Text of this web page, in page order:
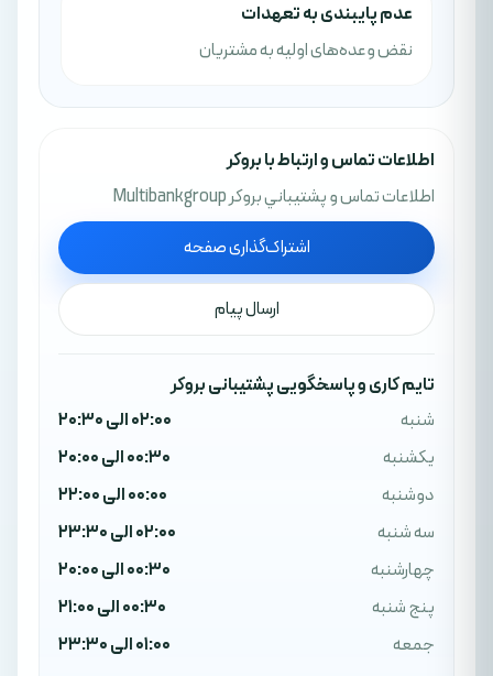
عدم پایبندی به تعهدات
نقض وعده‌های اولیه به مشتریان
اطلاعات تماس و ارتباط با بروکر
اطلاعات تماس و پشتيباني بروکر Multibankgroup
اشتراک‌گذاری صفحه
ارسال پیام
تایم کاری و پاسخگویی پشتیبانی بروکر
شنبه
02:00 الی 20:30
یکشنبه
00:30 الی 20:00
دوشنبه
00:00 الی 22:00
سه شنبه
02:00 الی 23:30
چهارشنبه
00:30 الی 20:00
پنج شنبه
00:30 الی 21:00
جمعه
01:00 الی 23:30